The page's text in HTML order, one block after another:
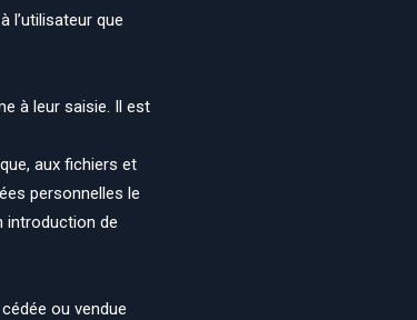
l’utilisateur que
à leur saisie. Il est
aux fichiers et
personnelles le
introduction de
ou vendue